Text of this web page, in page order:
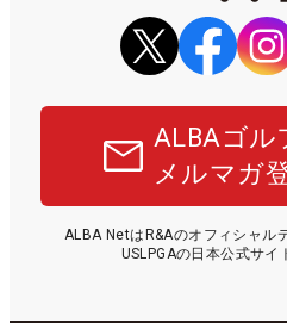
ALBAゴル
メルマガ
ALBA NetはR&Aのオフィシャル
USLPGAの日本公式サイ